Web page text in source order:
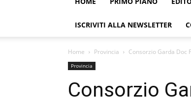
ISCRIVITI ALLA NEWSLETTER
Home Provincia Consorzio Garda Doc
Provincia
Consorzio